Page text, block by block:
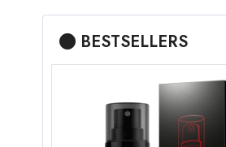
BESTSELLERS